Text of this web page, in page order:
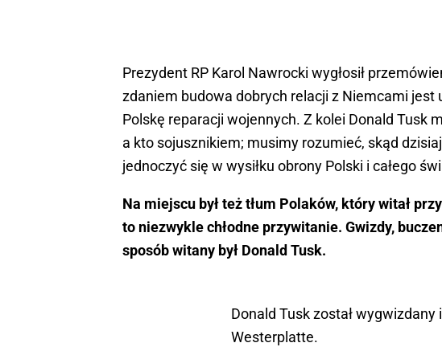
Prezydent RP Karol Nawrocki wygłosił
zdaniem budowa dobrych relacji z Niemcami
Polskę reparacji wojennych. Z kolei Donald Tusk
a kto sojusznikiem; musimy rozumieć, skąd
jednoczyć się w wysiłku obrony Polski i całego
Na miejscu był też tłum Polaków, który witał
to niezwykle chłodne przywitanie. Gwizdy,
sposób witany był Donald Tusk.
Donald Tusk został wygwizdany
Westerplatte.